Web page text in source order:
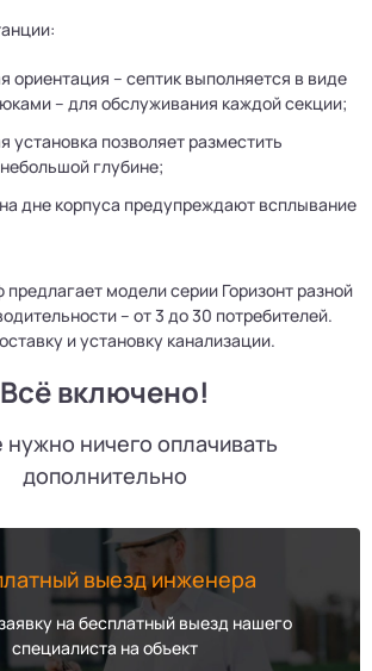
ориентация – септик выполняется в виде
– для обслуживания каждой секции;
установка позволяет разместить
глубине;
дне корпуса предупреждают всплывание
модели серии Горизонт разной
– от 3 до 30 потребителей.
и установку канализации.
Всё включено!
нужно ничего оплачивать
дополнительно
выезд инженера
на бесплатный выезд нашего
специалиста на объект